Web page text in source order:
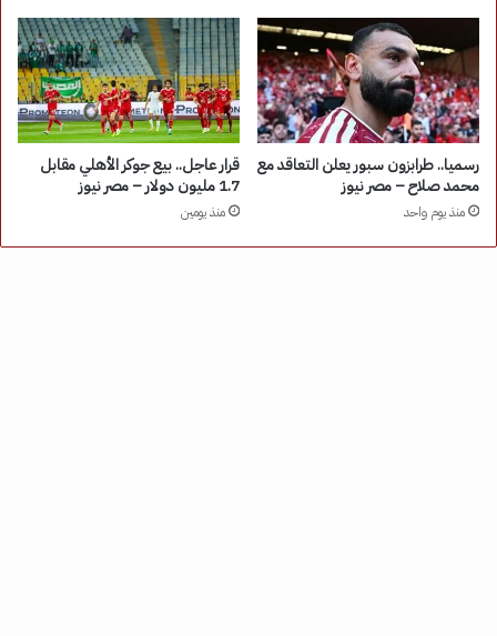
رسميا.. طرابزون سبور يعلن التعاقد مع
محمد صلاح – مصر نيوز
منذ يوم واحد
قرار عاجل.. بيع جوكر الأهلي مقابل
1.7 مليون دولار – مصر نيوز
منذ يومين